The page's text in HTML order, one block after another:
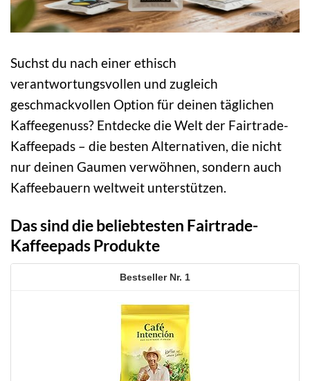
Suchst du nach einer ethisch
verantwortungsvollen und zugleich
geschmackvollen Option für deinen täglichen
Kaffeegenuss? Entdecke die Welt der Fairtrade-
Kaffeepads – die besten Alternativen, die nicht
nur deinen Gaumen verwöhnen, sondern auch
Kaffeebauern weltweit unterstützen.
Das sind die beliebtesten Fairtrade-
Kaffeepads Produkte
1